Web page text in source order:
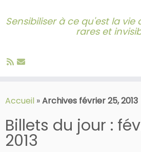
to
Sensibiliser à ce qu'est la
rares et
Accueil »Archives février 25, 2013
Billets du jour :
2013